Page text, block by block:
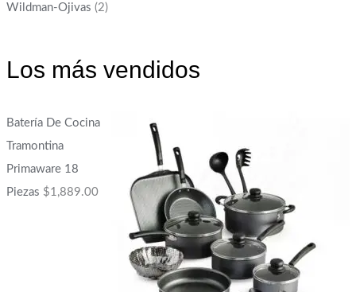
Wildman-Ojivas (2)
Los más vendidos
Batería De Cocina
Tramontina
Primaware 18
Piezas $1,889.00